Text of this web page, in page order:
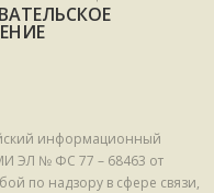
информационный
ЭЛ № ФС 77 – 68463 от
по надзору в сфере связи,